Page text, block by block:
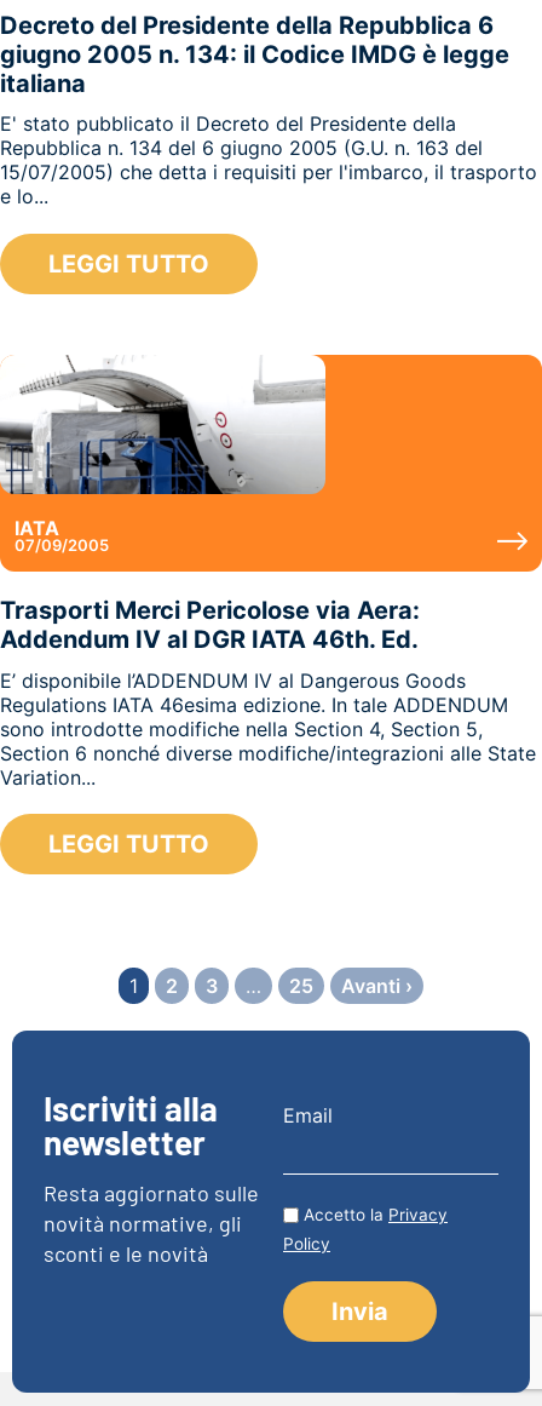
Decreto del Presidente della Repubblica 6
giugno 2005 n. 134: il Codice IMDG è legge
italiana
E' stato pubblicato il Decreto del Presidente della
Repubblica n. 134 del 6 giugno 2005 (G.U. n. 163 del
15/07/2005) che detta i requisiti per l'imbarco, il trasporto
e lo...
LEGGI TUTTO
IATA
07/09/2005
Trasporti Merci Pericolose via Aera:
Addendum IV al DGR IATA 46th. Ed.
E’ disponibile l’ADDENDUM IV al Dangerous Goods
Regulations IATA 46esima edizione. In tale ADDENDUM
sono introdotte modifiche nella Section 4, Section 5,
Section 6 nonché diverse modifiche/integrazioni alle State
Variation...
LEGGI TUTTO
1 2 3 … 25 Avanti ›
Iscriviti alla
newsletter
Resta aggiornato sulle
novità normative, gli
sconti e le novità
Email
Accetto la Privacy
Policy